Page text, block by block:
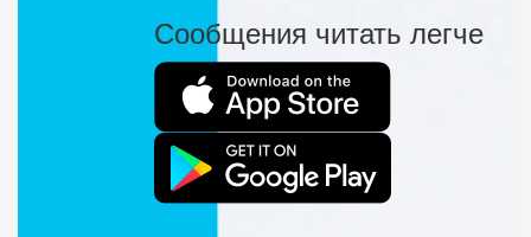
Сообщения читать легче